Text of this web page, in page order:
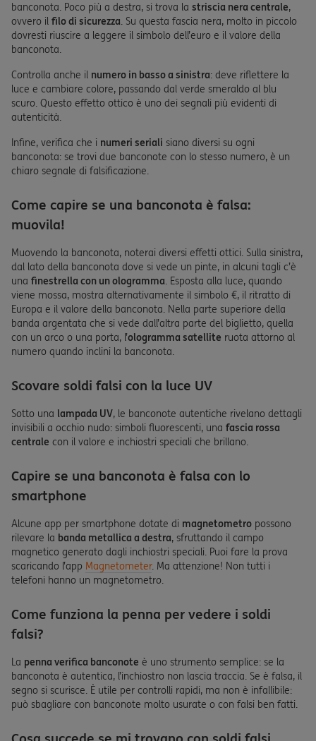
banconota. Poco più a destra, si trova la striscia nera centrale,
ovvero il filo di sicurezza. Su questa fascia nera, molto in piccolo
dovresti riuscire a leggere il simbolo dell’euro e il valore della
banconota.
Controlla anche il numero in basso a sinistra: deve riflettere la
luce e cambiare colore, passando dal verde smeraldo al blu
scuro. Questo effetto ottico è uno dei segnali più evidenti di
autenticità.
Infine, verifica che i numeri seriali siano diversi su ogni
banconota: se trovi due banconote con lo stesso numero, è un
chiaro segnale di falsificazione.
Come capire se una banconota è falsa:
muovila!
Muovendo la banconota, noterai diversi effetti ottici. Sulla sinistra,
dal lato della banconota dove si vede un pinte, in alcuni tagli c’è
una finestrella con un ologramma. Esposta alla luce, quando
viene mossa, mostra alternativamente il simbolo €, il ritratto di
Europa e il valore della banconota. Nella parte superiore della
banda argentata che si vede dall’altra parte del biglietto, quella
con un arco o una porta, l’ologramma satellite ruota attorno al
numero quando inclini la banconota.
Scovare soldi falsi con la luce UV
Sotto una lampada UV, le banconote autentiche rivelano dettagli
invisibili a occhio nudo: simboli fluorescenti, una fascia rossa
centrale con il valore e inchiostri speciali che brillano.
Capire se una banconota è falsa con lo
smartphone
Alcune app per smartphone dotate di magnetometro possono
rilevare la banda metallica a destra, sfruttando il campo
magnetico generato dagli inchiostri speciali. Puoi fare la prova
scaricando l’app Magnetometer. Ma attenzione! Non tutti i
telefoni hanno un magnetometro.
Come funziona la penna per vedere i soldi
falsi?
La penna verifica banconote è uno strumento semplice: se la
banconota è autentica, l’inchiostro non lascia traccia. Se è falsa, il
segno si scurisce. È utile per controlli rapidi, ma non è infallibile:
può sbagliare con banconote molto usurate o con falsi ben fatti.